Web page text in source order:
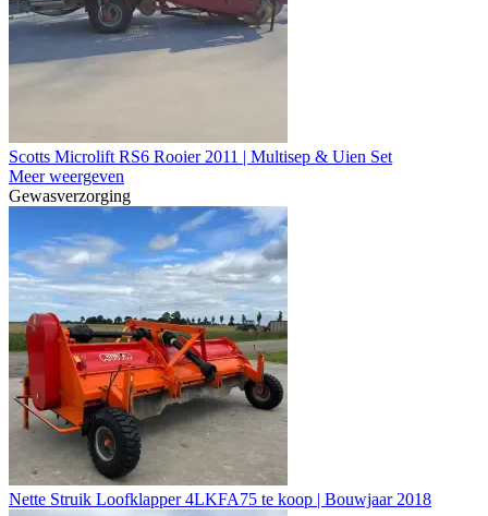
Scotts Microlift RS6 Rooier 2011 | Multisep & Uien Set
Meer weergeven
Gewasverzorging
Nette Struik Loofklapper 4LKFA75 te koop | Bouwjaar 2018